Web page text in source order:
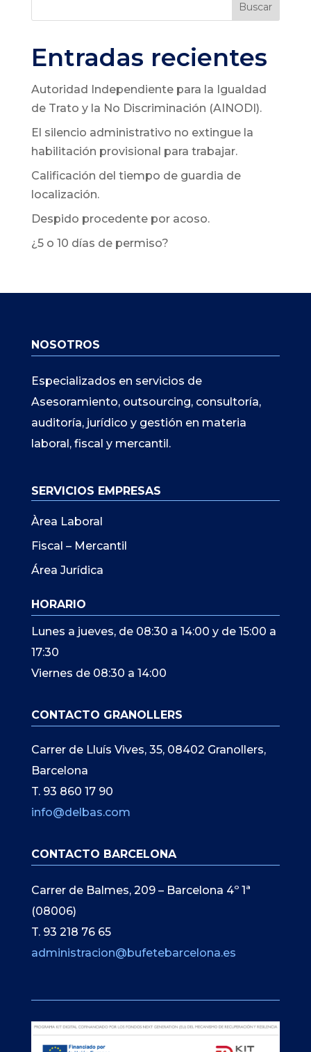
Buscar
Entradas recientes
Autoridad Independiente para la Igualdad
de Trato y la No Discriminación (AINODI).
El silencio administrativo no extingue la
habilitación provisional para trabajar.
Calificación del tiempo de guardia de
localización.
Despido procedente por acoso.
¿5 o 10 días de permiso?
NOSOTROS
Especializados en servicios de
Asesoramiento, outsourcing, consultoría,
auditoría, jurídico y gestión en materia
laboral, fiscal y mercantil.
SERVICIOS EMPRESAS
Àrea Laboral
Fiscal – Mercantil
Área Jurídica
HORARIO
Lunes a jueves, de 08:30 a 14:00 y de 15:00 a
17:30
Viernes de 08:30 a 14:00
CONTACTO GRANOLLERS
Carrer de Lluís Vives, 35, 08402 Granollers,
Barcelona
T. 93 860 17 90
info@delbas.com
CONTACTO BARCELONA
Carrer de Balmes, 209 – Barcelona 4º 1ª
(08006)
T. 93 218 76 65
administracion@bufetebarcelona.es